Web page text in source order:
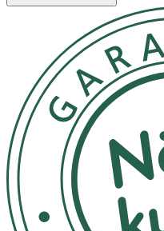
Ingredienser:
Aqua (Water), Glycerin,
Stearate, Caprylic/Capric
(Sunflower) Seed Oil,
Ananas Sativus
Squalane, Carbomer,
Oil, Olive Glycerides,
Glucoside, Benzyl
Gluconate, Cyclodextrin,
Hydroxide.